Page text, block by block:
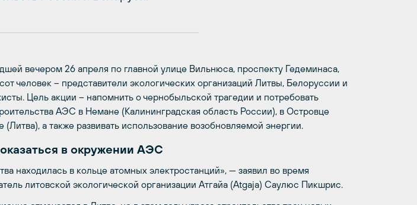
вечером 26 апреля по главной улице Вильнюса, проспекту Гедеминаса,
человек – представители экологических организаций Литвы, Белоруссии и
Цель акции – напомнить о чернобыльской трагедии и потребовать
АЭС в Немане (Калининградская область России), в Островце
(Литва), а также развивать использование возобновляемой энергии.
в окружении АЭС
находилась в кольце атомных электростанций», — заявил во время
литовской экологической организации Атгайа (Atgaja) Саулюс Пикшрис.